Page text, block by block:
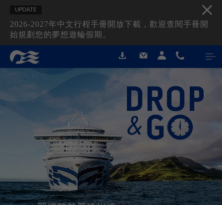
UPDATE
2026-2027年中文行程手冊開放下載，歡迎查閱手冊開
始規劃您的夢想遊輪假期。